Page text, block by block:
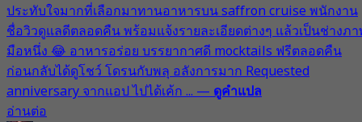
ประทับใจมากที่เลือกมาทานอาหารบน saffron cruise พนักงาน
ชื่อวิวดูแลดีตลอดคืน พร้อมแจ้งรายละเอียดต่างๆ แล้วเป็นช่างภ
มือหนึ่ง 😂 อาหารอร่อย บรรยากาศดี mocktails ฟรีตลอดคืน
ก่อนกลับได้ดูโชว์ โดรนกับพลุ อลังการมาก Requested
anniversary จากแอป ไปได้เค้ก ... — ดูคำแปล
อ่านต่อ